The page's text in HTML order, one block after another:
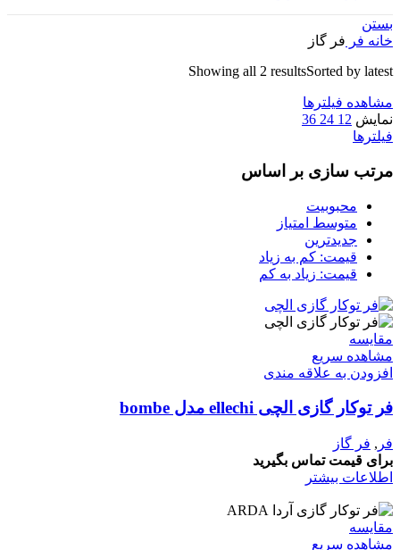
بستن
خانه فر فر گاز
Showing all 2 resultsSorted by latest
مشاهده فیلترها
نمایش 12
24
36
فیلترها
مرتب سازی بر اساس
محبوبیت
متوسط امتیاز
جدیدترین
قیمت: کم به زیاد
قیمت: زیاد به کم
مقایسه
مشاهده سریع
افزودن به علاقه مندی
فر توکار گازی الچی ellechi مدل bombe
فر , فر گاز
برای قیمت تماس بگیرید
اطلاعات بیشتر
مقایسه
مشاهده سریع